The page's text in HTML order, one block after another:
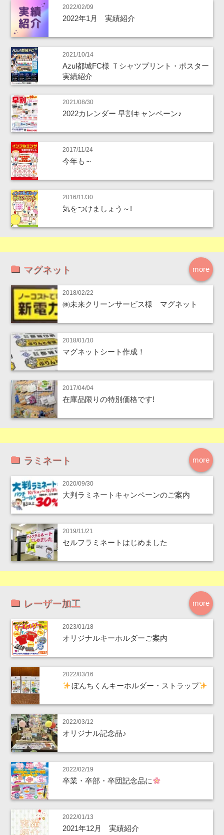
2022/02/09
2022年1月 実績紹介
2021/10/14
Azul都城FC様 Ｔシャツプリント・ポスター
実績紹介
2021/08/30
2022カレンダー 早割キャンペーン♪
2017/11/24
今年も～
2016/11/30
気をつけましょう～!
more
マグネット
2018/02/22
㈱未来クリーンサービス様 マグネット
2018/01/10
マグネットシート作成！
2017/04/04
在庫品限りの特別価格です!
more
ラミネート
2020/09/30
大判ラミネートキャンペーンのご案内
2019/11/21
セルフラミネートはじめました
more
レーザー加工
2023/01/18
オリジナルキーホルダーご案内
2022/03/16
ぼんちくんキーホルダー・ストラップ
2022/03/12
オリジナル記念品♪
2022/02/19
卒業・卒部・卒団記念品に
2022/01/13
2021年12月 実績紹介